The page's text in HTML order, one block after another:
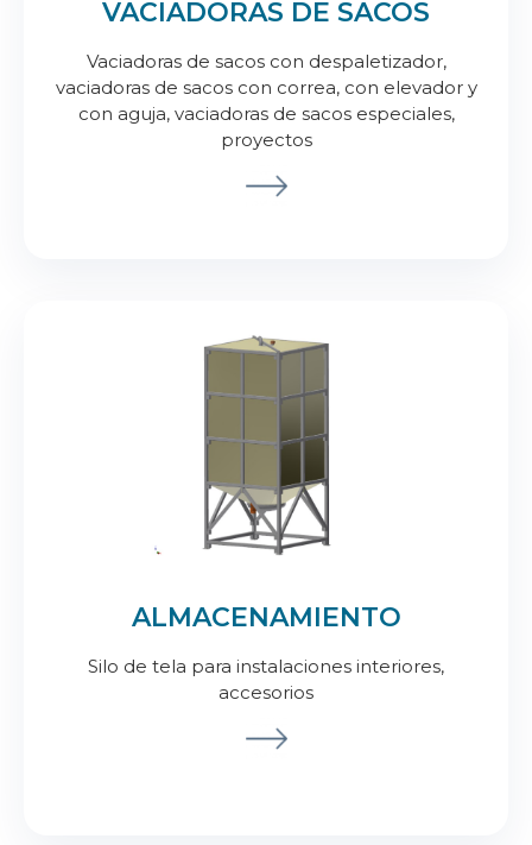
VACIADORAS DE SACOS
Vaciadoras de sacos con despaletizador,
vaciadoras de sacos con correa, con elevador y
con aguja, vaciadoras de sacos especiales,
proyectos
ALMACENAMIENTO
Silo de tela para instalaciones interiores,
accesorios